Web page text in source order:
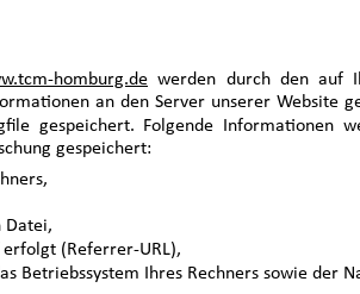
homburg.de werden durch den auf
an den Server unserer Website
gespeichert. Folgende Informationen
gespeichert:
Datei,
(Referrer-URL),
Betriebssystem Ihres Rechners sowie der